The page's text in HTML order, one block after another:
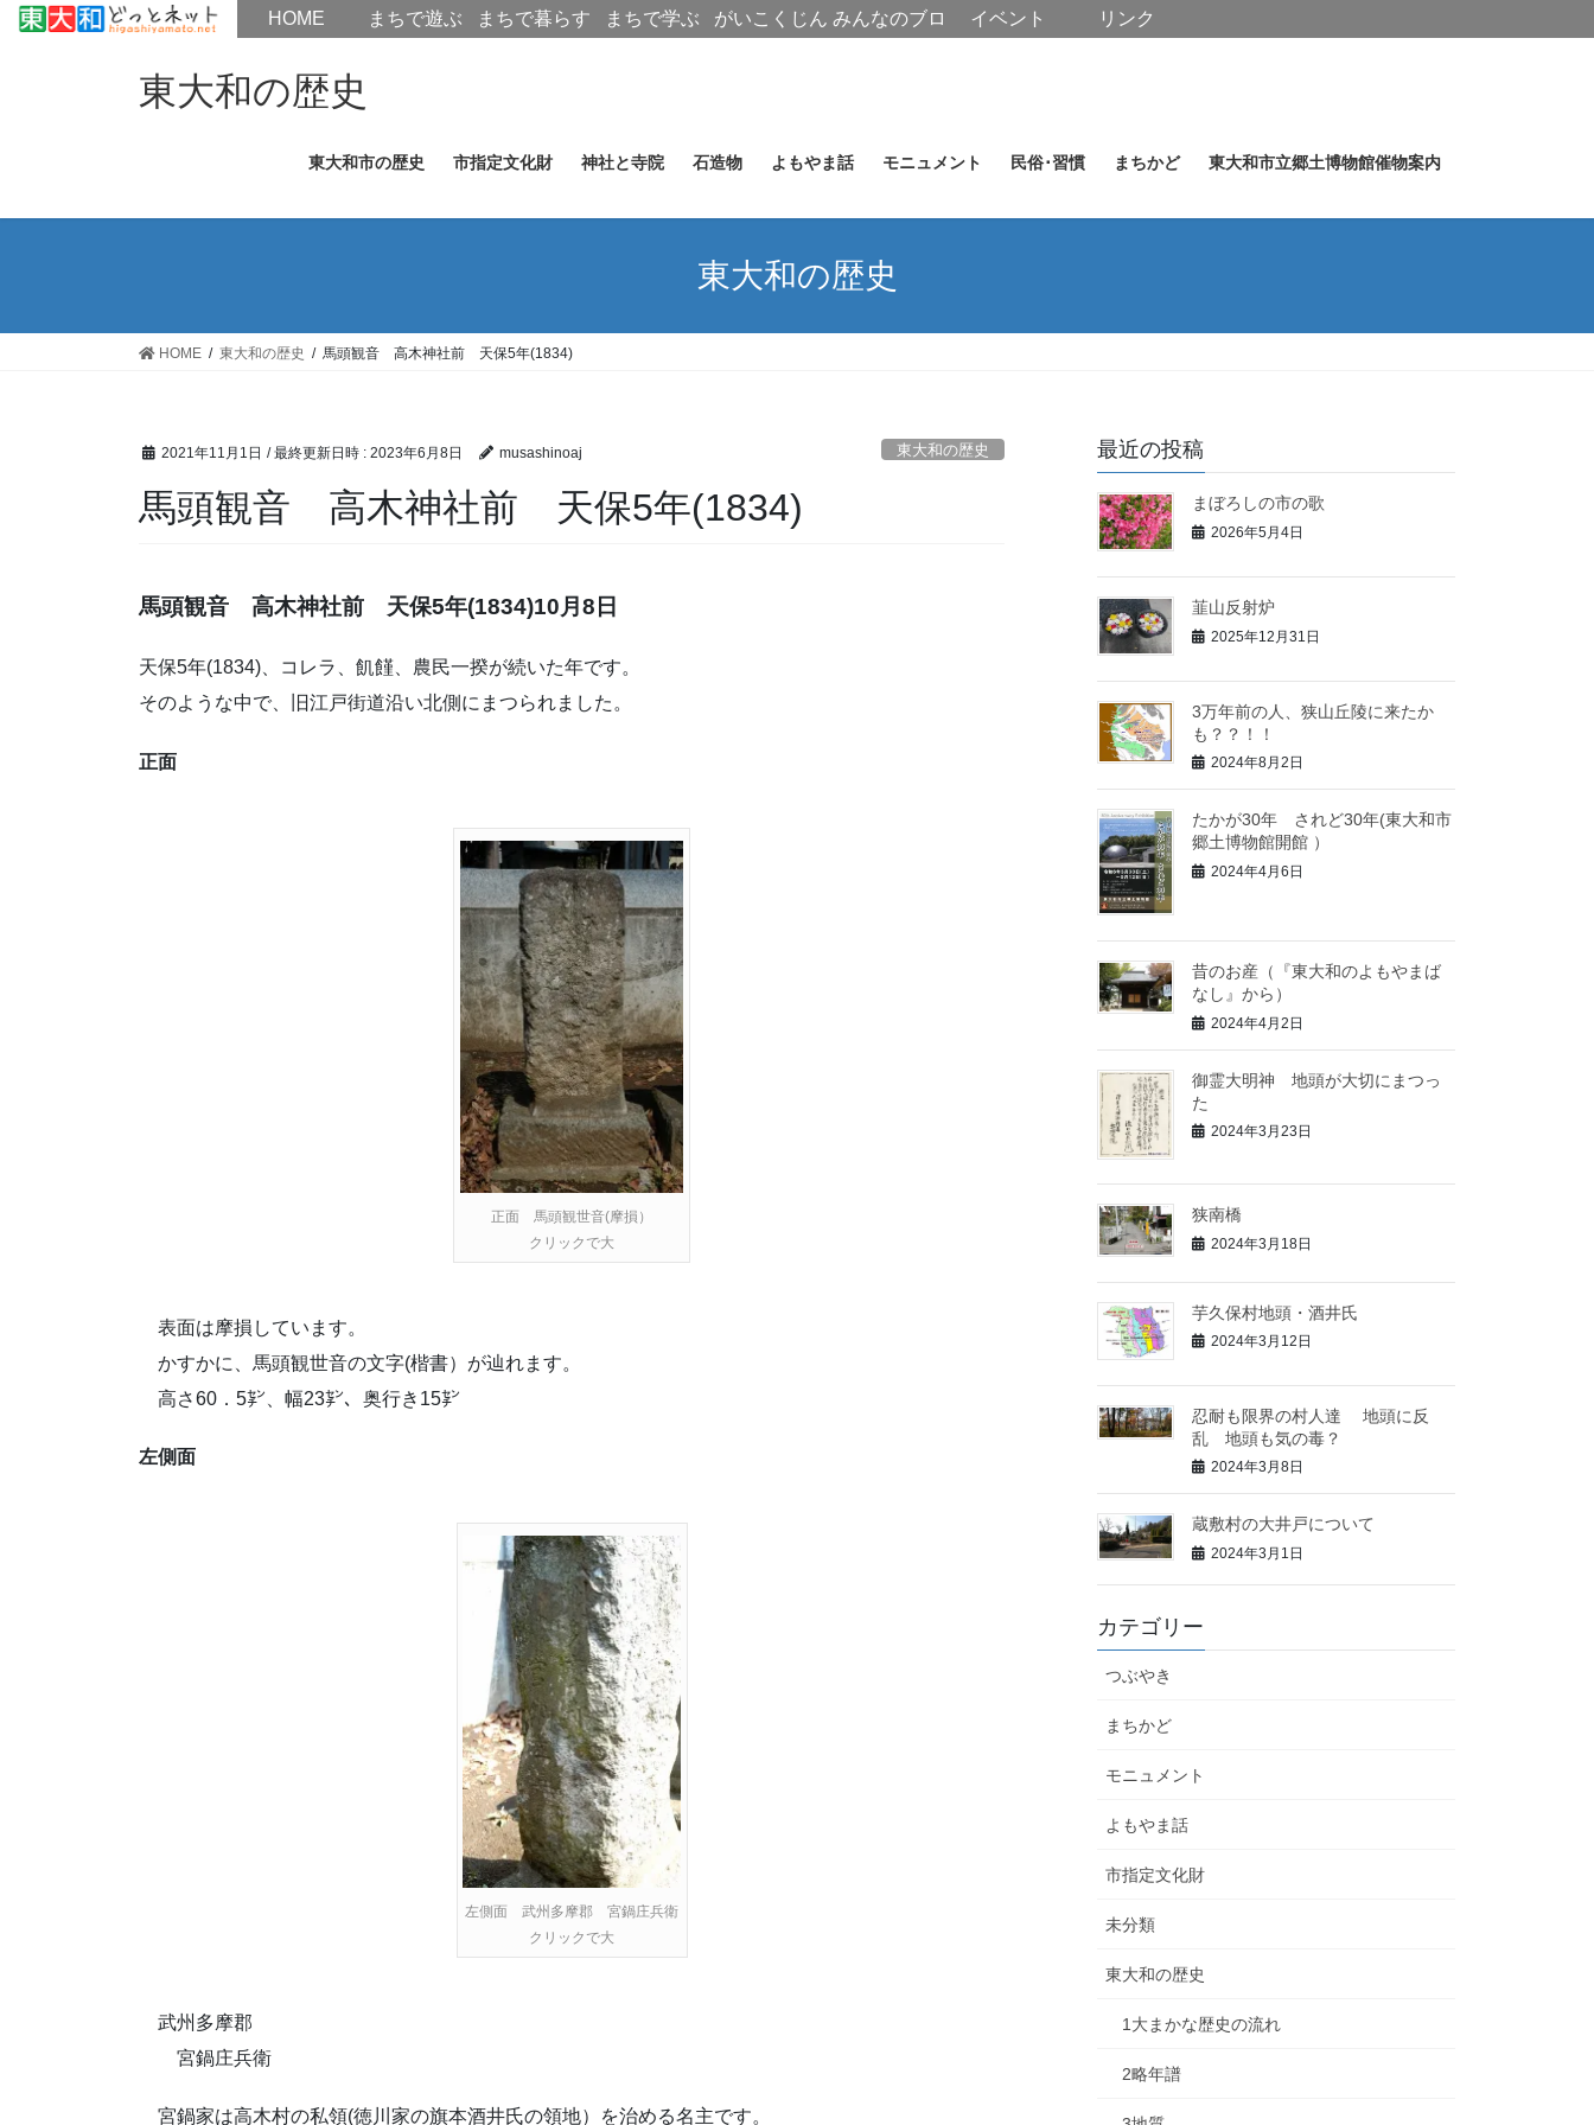
ス
ン
東大和の歴史
東大和市の歴史 市指定文化財 神社と寺院 石造物 よもやま話 モニュメント 民俗･習慣 まちかど 東大和市立郷土博物館催物案内
東大和の歴史
HOME 東大和の歴史 馬頭観音 高木神社前 天保5年(1834)
2021年11月1日 / 最終更新日時 : 2023年6月8日 musashinoaj 東大和の歴史
馬頭観音 高木神社前 天保5年(1834)
馬頭観音 高木神社前 天保5年(1834)10月8日
天保5年(1834)、コレラ、飢饉、農民一揆が続いた年です。
そのような中で、旧江戸街道沿い北側にまつられました。
正面
正面 馬頭観世音(摩損）
クリックで大
表面は摩損しています。
かすかに、馬頭観世音の文字(楷書）が辿れます。
高さ60．5㌢、幅23㌢、奥行き15㌢
左側面
左側面 武州多摩郡 宮鍋庄兵衛
クリックで大
武州多摩郡
宮鍋庄兵衛
宮鍋家は高木村の私領(徳川家の旗本酒井氏の領地）を治める名主です。
最近の投稿
まぼろしの市の歌
2026年5月4日
韮山反射炉
2025年12月31日
3万年前の人、狭山丘陵に来たか
も？？！！
2024年8月2日
たかが30年 されど30年(東大和市
郷土博物館開館 ）
2024年4月6日
昔のお産（『東大和のよもやまば
なし』から）
2024年4月2日
御霊大明神 地頭が大切にまつっ
た
2024年3月23日
狭南橋
2024年3月18日
芋久保村地頭・酒井氏
2024年3月12日
忍耐も限界の村人達 地頭に反
乱 地頭も気の毒？
2024年3月8日
蔵敷村の大井戸について
2024年3月1日
カテゴリー
つぶやき
まちかど
モニュメント
よもやま話
市指定文化財
未分類
東大和の歴史
1大まかな歴史の流れ
2略年譜
HOMEHOME まちで遊ぶ まちで暮らす まちで学ぶ がいこくじん みんなのブロ
イベント リンク